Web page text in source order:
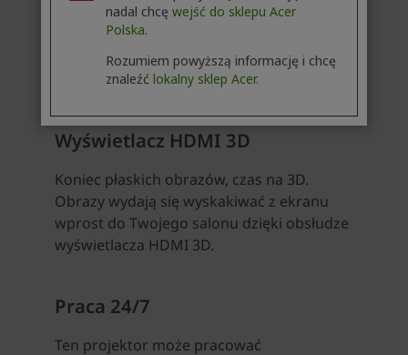
nadal chcę wejść do sklepu Acer
Polska.
Rozumiem powyższą informację i chcę
znaleźć lokalny sklep Acer.